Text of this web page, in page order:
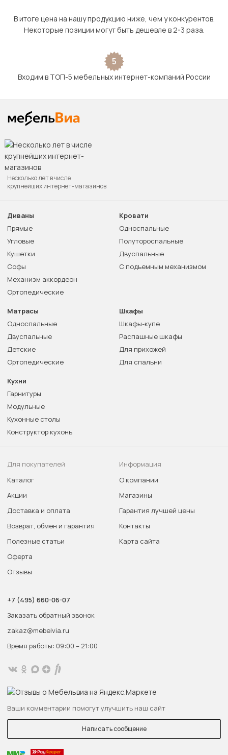
В итоге цена на нашу продукцию ниже, чем у конкурентов.
Некоторые позиции могут быть дешевле в 2-3 раза.
5
Входим в ТОП-5 мебельных интернет-компаний России
Несколько лет в числе
крупнейших интернет-магазинов
Диваны
Прямые
Угловые
Кушетки
Софы
Механизм аккордеон
Ортопедические
Кровати
Односпальные
Полутороспальные
Двуспальные
С подъемным механизмом
Матрасы
Односпальные
Двуспальные
Детские
Ортопедические
Шкафы
Шкафы-купе
Распашные шкафы
Для прихожей
Для спальни
Кухни
Гарнитуры
Модульные
Кухонные столы
Конструктор кухонь
Для покупателей
Каталог
Акции
Доставка и оплата
Возврат, обмен и гарантия
Полезные статьи
Оферта
Отзывы
Информация
О компании
Магазины
Гарантия лучшей цены
Контакты
Карта сайта
+7 (495) 660-06-07
Заказать обратный звонок
zakaz@mebelvia.ru
Время работы: 09:00 – 21:00
Ваши комментарии помогут улучшить наш сайт
Написать сообщение